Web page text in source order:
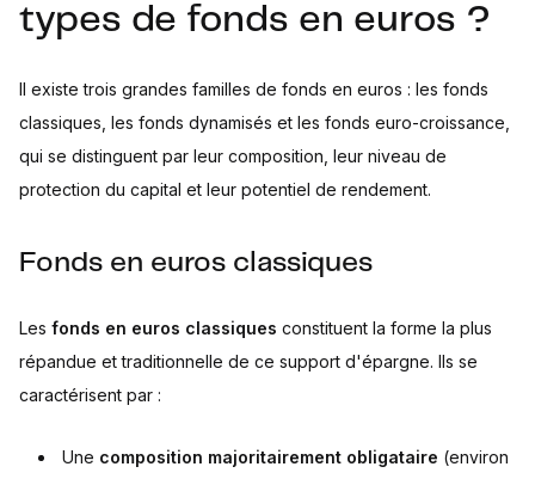
types de fonds en euros ?
Il existe trois grandes familles de fonds en euros : les fonds
classiques, les fonds dynamisés et les fonds euro-croissance,
qui se distinguent par leur composition, leur niveau de
protection du capital et leur potentiel de rendement.
Fonds en euros classiques
Les fonds en euros classiques constituent la forme la plus
répandue et traditionnelle de ce support d'épargne. Ils se
caractérisent par :
Une composition majoritairement obligataire (environ